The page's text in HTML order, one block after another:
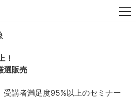
！
選販売
受講者満足度95%以上のセミナー